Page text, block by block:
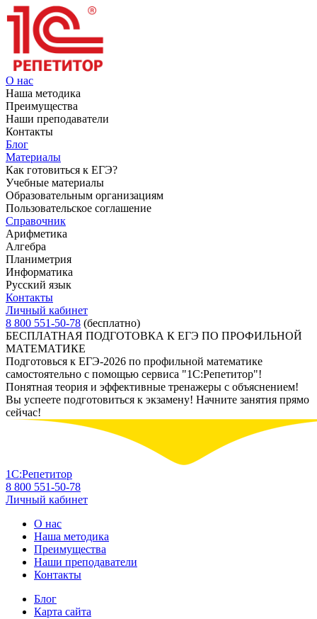
О нас
Наша методика
Преимущества
Наши преподаватели
Контакты
Блог
Материалы
Как готовиться к ЕГЭ?
Учебные материалы
Образовательным организациям
Пользовательское соглашение
Справочник
Арифметика
Алгебра
Планиметрия
Информатика
Русский язык
Контакты
Личный кабинет
8 800 551-50-78 (бесплатно)
БЕСПЛАТНАЯ ПОДГОТОВКА К ЕГЭ ПО ПРОФИЛЬНОЙ
МАТЕМАТИКЕ
Подготовься к ЕГЭ-2026 по профильной математике
самостоятельно с помощью сервиса "1С:Репетитор"!
Понятная теория и эффективные тренажеры с объяснением!
Вы успеете подготовиться к экзамену! Начните занятия прямо
сейчас!
1С:Репетитор
8 800 551-50-78
Личный кабинет
О нас
Наша методика
Преимущества
Наши преподаватели
Контакты
Блог
Карта сайта